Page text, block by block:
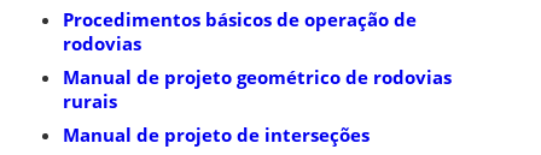
Procedimentos básicos de operação de
rodovias
Manual de projeto geométrico de rodovias
rurais
Manual de projeto de interseções